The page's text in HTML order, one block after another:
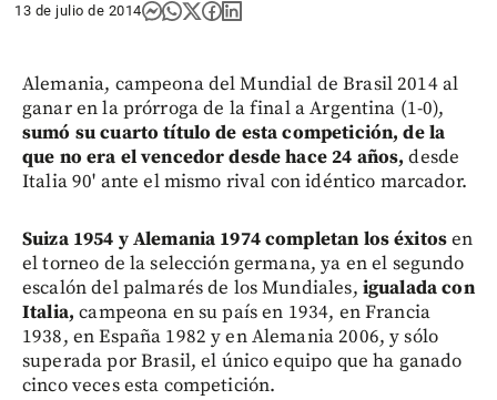
13 de julio de 2014
Alemania, campeona del Mundial de Brasil 2014 al
ganar en la prórroga de la final a Argentina (1-0),
sumó su cuarto título de esta competición, de la
que no era el vencedor desde hace 24 años,desde
Italia 90' ante el mismo rival con idéntico marcador.
Suiza 1954 y Alemania 1974 completan los éxitosen
el torneo de la selección germana, ya en el segundo
escalón del palmarés de los Mundiales, igualada con
Italia,campeona en su país en 1934, en Francia
1938, en España 1982 y en Alemania 2006, y sólo
superada por Brasil, el único equipo que ha ganado
cinco veces esta competición.